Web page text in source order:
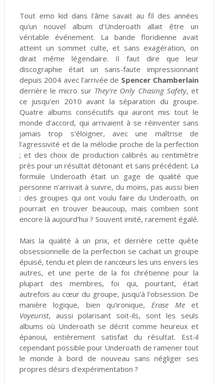
Tout emo kid dans l'âme savait au fil des années
qu'un nouvel album d'Underoath allait être un
véritable événement. La bande floridienne avait
atteint un sommet culte, et sans exagération, on
dirait même légendaire. Il faut dire que leur
discographie était un sans-faute impressionnant
depuis 2004 avec l'arrivée de Spencer Chamberlain
derrière le micro sur They're Only Chasing Safety, et
ce jusqu'en 2010 avant la séparation du groupe.
Quatre albums consécutifs qui auront mis tout le
monde d'accord, qui arrivaient à se réinventer sans
jamais trop s'éloigner, avec une maîtrise de
l'agressivité et de la mélodie proche de la perfection
; et des choix de production calibrés au centimètre
près pour un résultat détonant et sans précédent. La
formule Underoath était un gage de qualité que
personne n'arrivait à suivre, du moins, pas aussi bien
: des groupes qui ont voulu faire du Underoath, on
pourrait en trouver beaucoup, mais combien sont
encore là aujourd'hui ? Souvent imité, rarement égalé.
Mais la qualité à un prix, et derrière cette quête
obsessionnelle de la perfection se cachait un groupe
épuisé, tendu et plein de rancœurs les uns envers les
autres, et une perte de la foi chrétienne pour la
plupart des membres, foi qui, pourtant, était
autrefois au cœur du groupe, jusqu'à l'obsession. De
manière logique, bien qu'ironique,Erase Meet
Voyeurist, aussi polarisant soit-ils, sont les seuls
albums où Underoath se décrit comme heureux et
épanoui, entièrement satisfait du résultat. Est-il
cependant possible pour Underoath de ramener tout
le monde à bord de nouveau sans négliger ses
propres désirs d'expérimentation ?